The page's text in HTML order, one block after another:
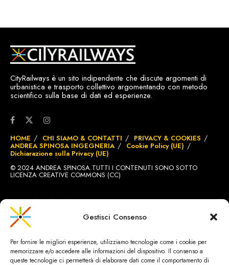
Gestisci Consenso
Per fornire le migliori esperienze, utilizziamo tecnologie come i cookie per
memorizzare e/o accedere alle informazioni del dispositivo. Il consenso a
queste tecnologie ci permetterà di elaborare dati come il comportamento di
CityRailways è un sito indipendente che discute argomenti di
urbanistica e trasporto collettivo argomentando con metodo
scientifico sulla base di dati ed esperienze.
HOME CHI SIAMO & CONTATTI PRIVACY & COOKIES
ANDREA SPINOSA INGEGNERIA Cookie Policy (UE)
Dichiarazione sulla Privacy (UE)
© 2024 ANDREA SPINOSA.TUTTI I CONTENUTI SONO SOTTO
LICENZA CREATIVE COMMONS (CC)
SITO REALIZZATO DABRIGNOLE.CH